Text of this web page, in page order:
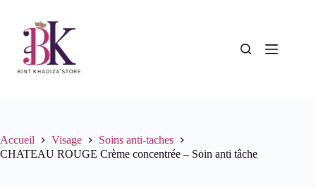
contenu
Accueil Visage
Soins anti-taches
CHATEAU ROUGE Crème concentrée – Soin anti tâche